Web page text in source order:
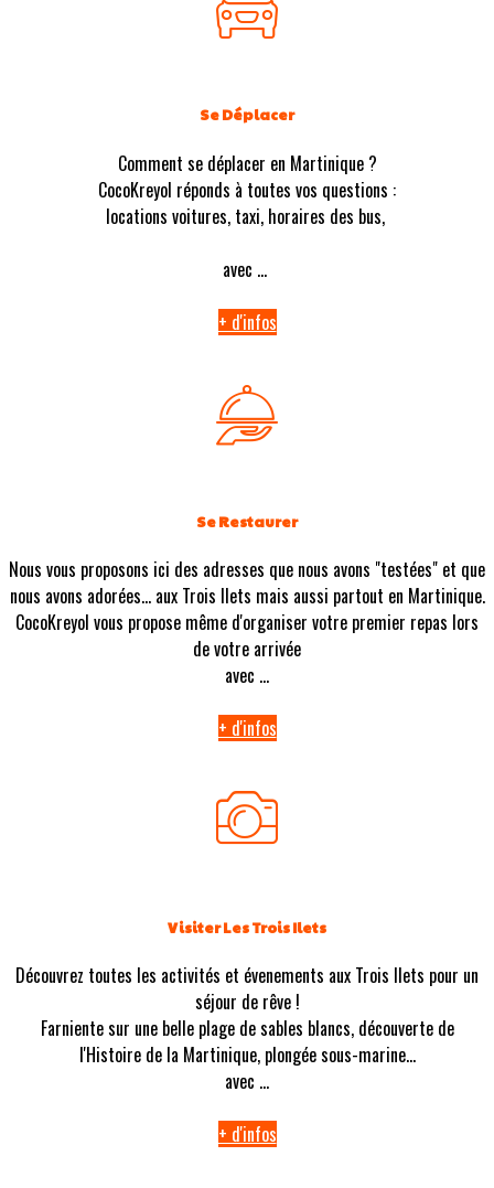
Se Déplacer
Comment se déplacer en Martinique ?
CocoKreyol réponds à toutes vos questions :
locations voitures, taxi, horaires des bus,
avec ...
+ d'infos
Se Restaurer
Nous vous proposons ici des adresses que nous avons "testées" et que
nous avons adorées... aux Trois Ilets mais aussi partout en Martinique.
CocoKreyol vous propose même d'organiser votre premier repas lors
de votre arrivée
avec ...
+ d'infos
Visiter Les Trois Ilets
Découvrez toutes les activités et évenements aux Trois Ilets pour un
séjour de rêve !
Farniente sur une belle plage de sables blancs, découverte de
l'Histoire de la Martinique, plongée sous-marine...
avec ...
+ d'infos